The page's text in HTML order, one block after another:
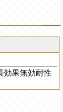
効果無効耐性